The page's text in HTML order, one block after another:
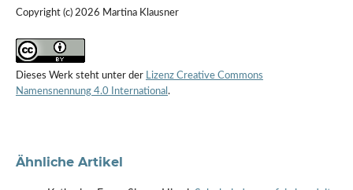
Copyright (c) 2026 Martina Klausner
Dieses Werk steht unter der Lizenz Creative Commons
Namensnennung 4.0 International .
Ähnliche Artikel